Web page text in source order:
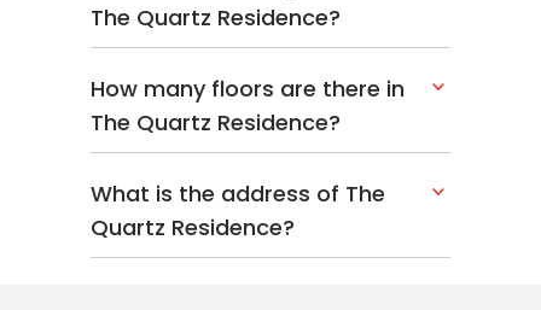
The Quartz Residence?
How many floors are there in
The Quartz Residence?
What is the address of The
Quartz Residence?